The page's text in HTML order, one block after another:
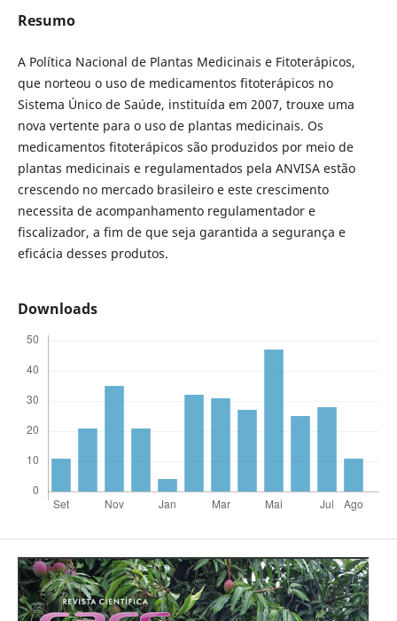
Resumo
A Política Nacional de Plantas Medicinais e Fitoterápicos,
que norteou o uso de medicamentos fitoterápicos no
Sistema Único de Saúde, instituída em 2007, trouxe uma
nova vertente para o uso de plantas medicinais. Os
medicamentos fitoterápicos são produzidos por meio de
plantas medicinais e regulamentados pela ANVISA estão
crescendo no mercado brasileiro e este crescimento
necessita de acompanhamento regulamentador e
fiscalizador, a fim de que seja garantida a segurança e
eficácia desses produtos.
Downloads